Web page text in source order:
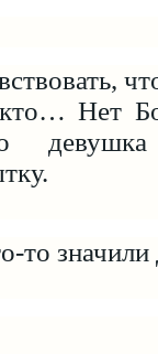
Нет
то
значили